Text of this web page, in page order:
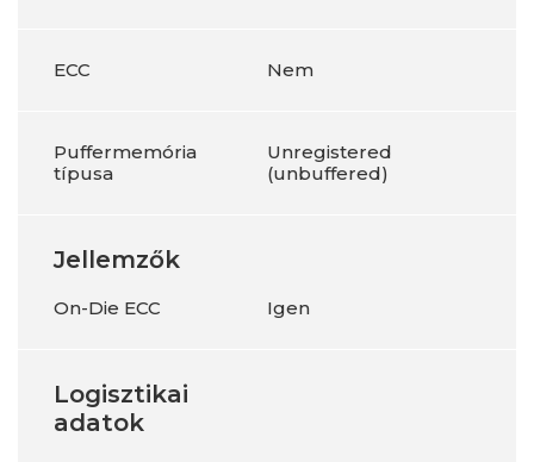
ECC Nem
Puffermemória
típusa
Unregistered
(unbuffered)
Jellemzők
On-Die ECC Igen
Logisztikai
adatok